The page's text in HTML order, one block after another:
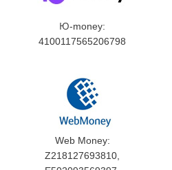
Ю-money:
4100117565206798
Web Money:
Z218127693810,